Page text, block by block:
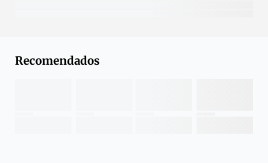
Recomendados